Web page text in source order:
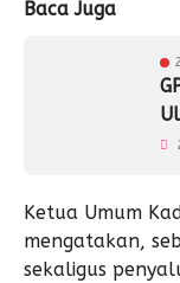
Baca Juga
Ketua Umum
mengatakan,
sekaligus